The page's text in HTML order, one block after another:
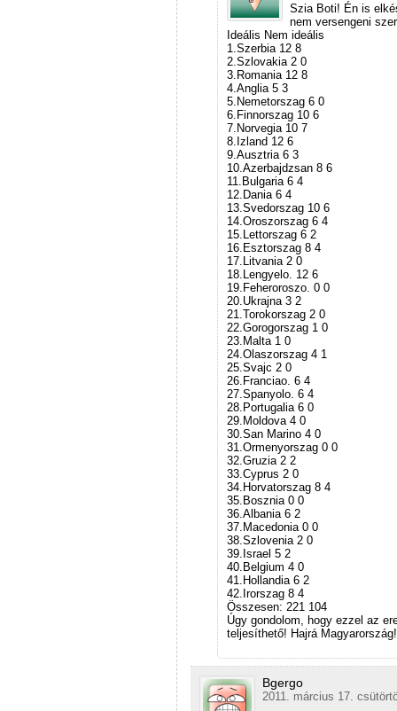
Szia Boti! Én is
nem versengeni
Ideális Nem ideális
1.Szerbia 12 8
2.Szlovakia 2 0
3.Romania 12 8
4.Anglia 5 3
5.Nemetorszag 6 0
6.Finnorszag 10 6
7.Norvegia 10 7
8.Izland 12 6
9.Ausztria 6 3
10.Azerbajdzsan 8 6
11.Bulgaria 6 4
12.Dania 6 4
13.Svedorszag 10 6
14.Oroszorszag 6 4
15.Lettorszag 6 2
16.Esztorszag 8 4
17.Litvania 2 0
18.Lengyelo. 12 6
19.Feheroroszo. 0 0
20.Ukrajna 3 2
21.Torokorszag 2 0
22.Gorogorszag 1 0
23.Malta 1 0
24.Olaszorszag 4 1
25.Svajc 2 0
26.Franciao. 6 4
27.Spanyolo. 6 4
28.Portugalia 6 0
29.Moldova 4 0
30.San Marino 4 0
31.Ormenyorszag 0 0
32.Gruzia 2 2
33.Cyprus 2 0
34.Horvatorszag 8 4
35.Bosznia 0 0
36.Albania 6 2
37.Macedonia 0 0
38.Szlovenia 2 0
39.Israel 5 2
40.Belgium 4 0
41.Hollandia 6 2
42.Irorszag 8 4
Összesen: 221 104
Úgy gondolom, hogy ezzel az
teljesíthető! Hajrá
Bgergo
2011. március 17.